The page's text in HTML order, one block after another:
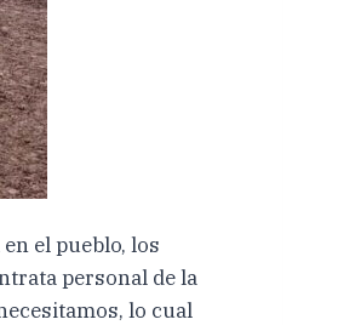
el pueblo, los
personal de la
lo cual